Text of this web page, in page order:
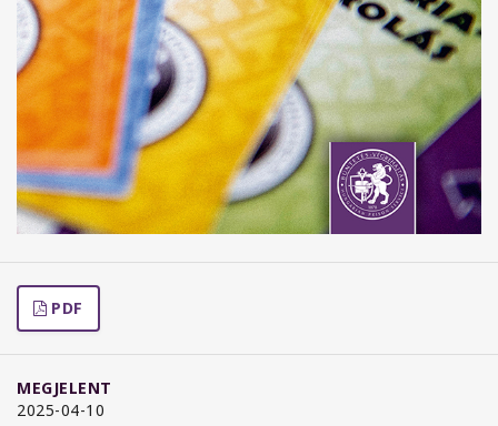
PDF
MEGJELENT
2025-04-10